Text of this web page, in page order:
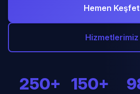
Hemen Keşfet
Hizmetlerimiz
250+ 150+